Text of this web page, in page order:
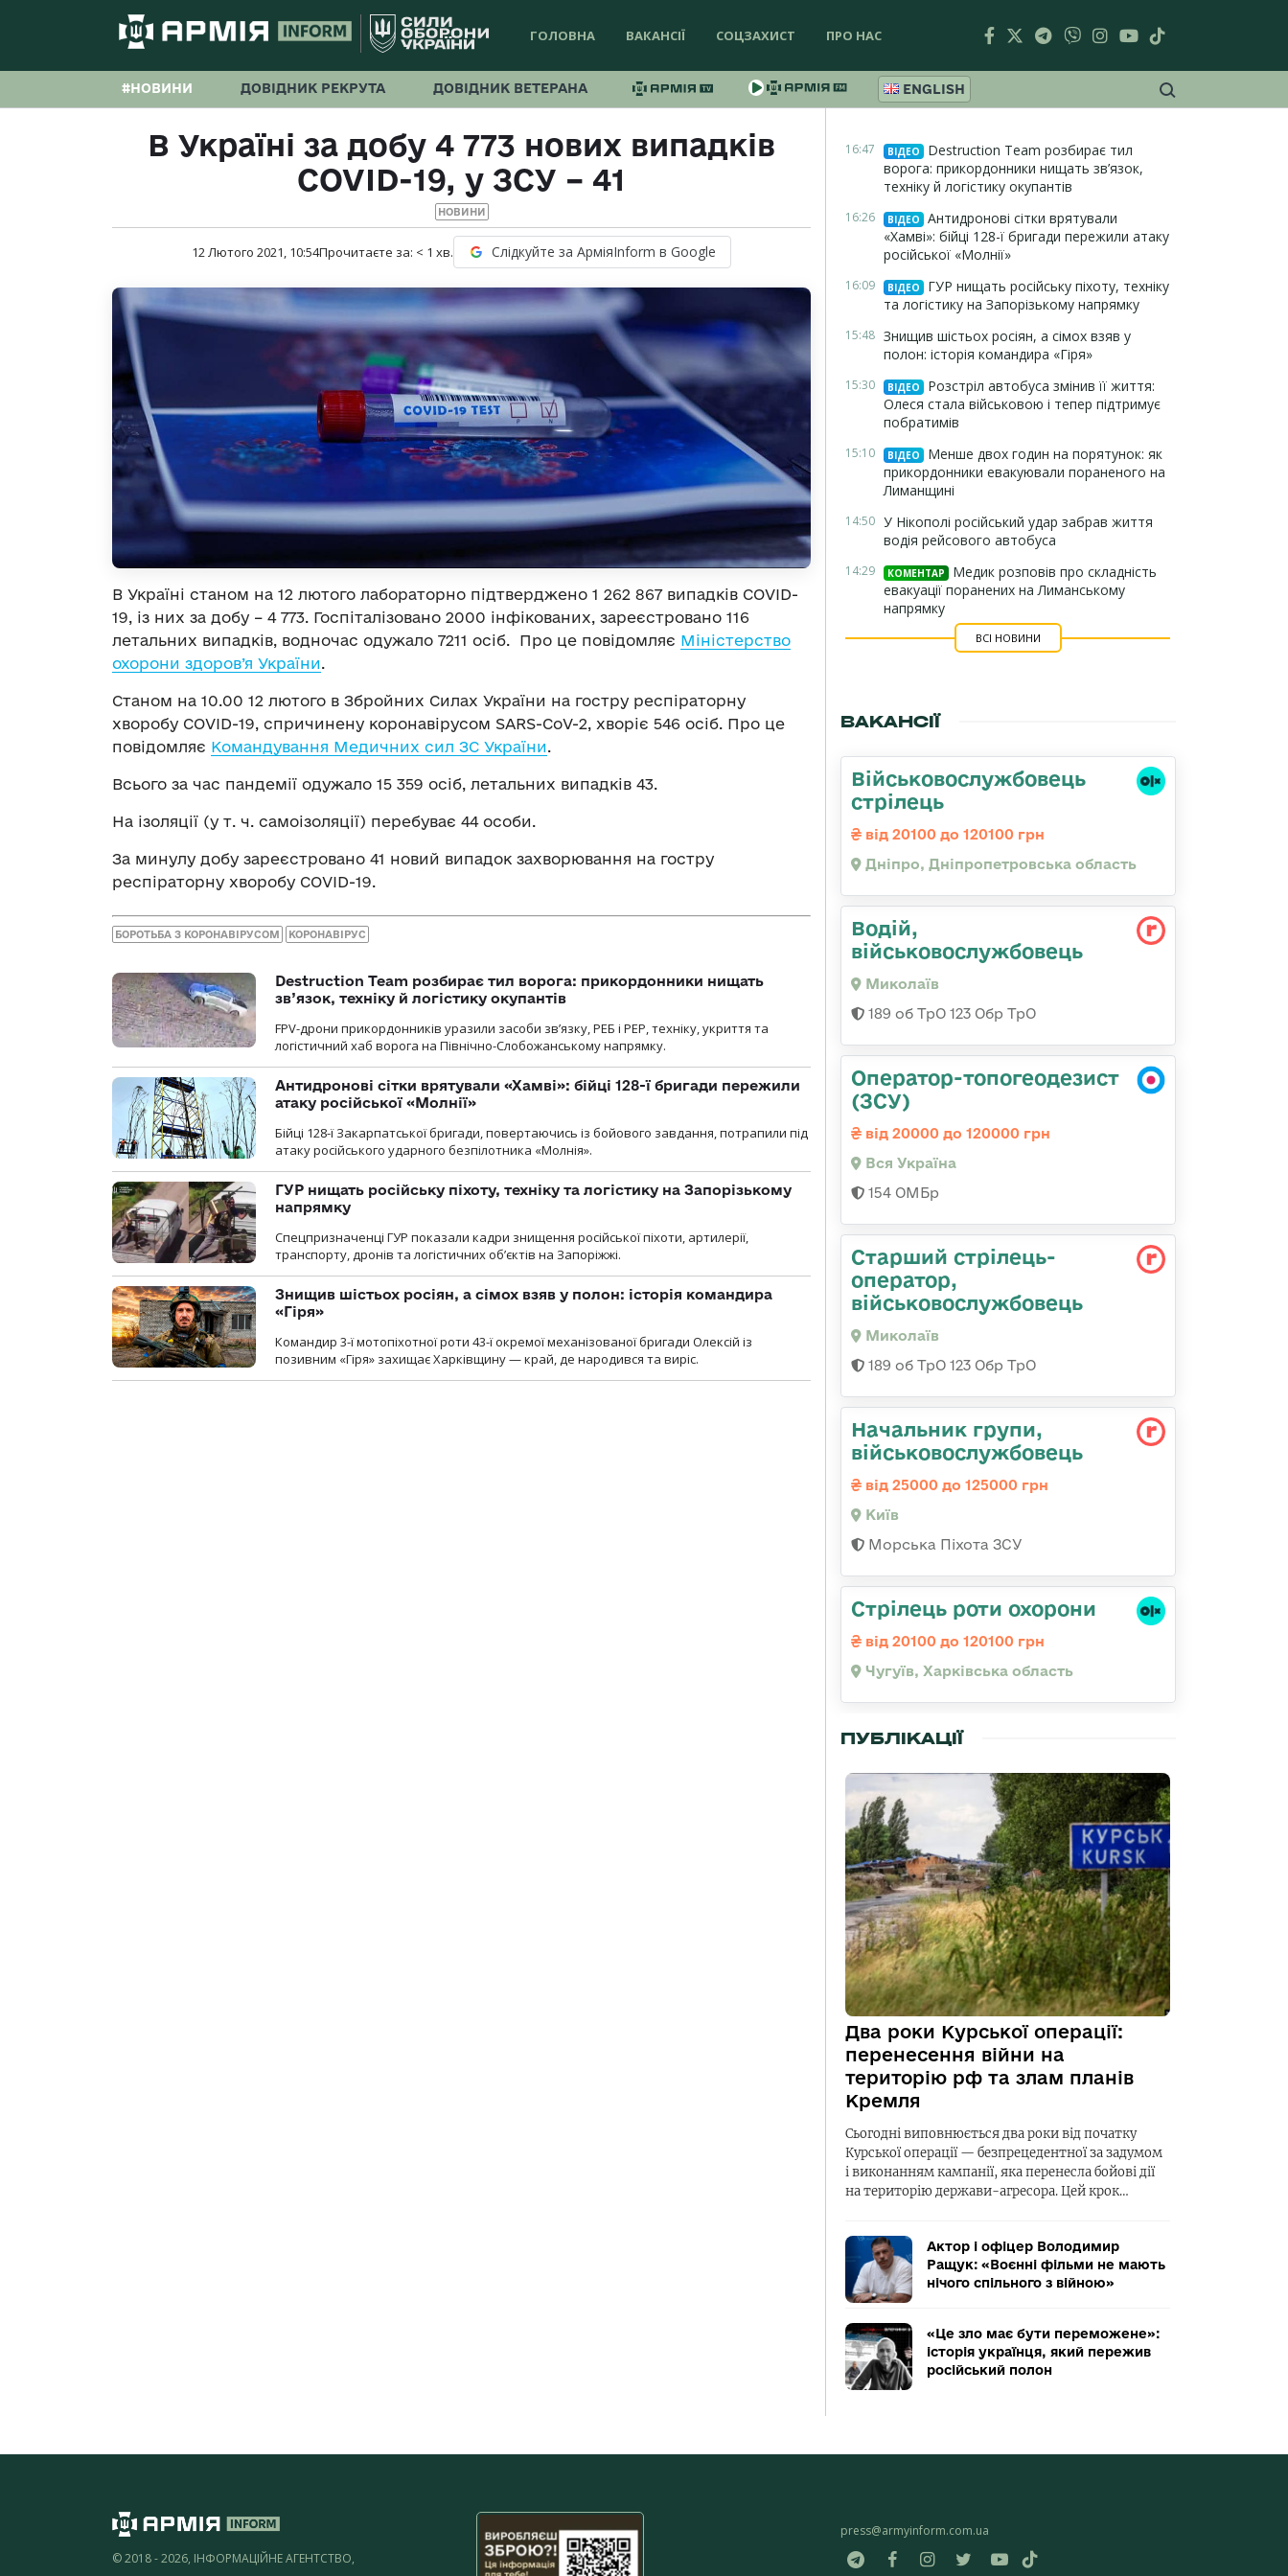
ГОЛОВНА ВАКАНСІЇ СОЦЗАХИСТ ПРО НАС
#НОВИНИ ДОВІДНИК РЕКРУТА ДОВІДНИК ВЕТЕРАНА ENGLISH
В Україні за добу 4 773 нових випадків
COVID-19, у ЗСУ – 41
НОВИНИ
12 Лютого 2021, 10:54Прочитаєте за: < 1 хв. Слідкуйте за АрміяInform в Google
В Україні станом на 12 лютого лабораторно підтверджено 1 262 867 випадків COVID-
19, із них за добу – 4 773. Госпіталізовано 2000 інфікованих, зареєстровано 116
летальних випадків, водночас одужало 7211 осіб. Про це повідомляє Міністерство
охорони здоров’я України.
Станом на 10.00 12 лютого в Збройних Силах України на гостру респіраторну
хворобу COVID-19, спричинену коронавірусом SARS-CoV-2, хворіє 546 осіб. Про це
повідомляє Командування Медичних сил ЗС України.
Всього за час пандемії одужало 15 359 осіб, летальних випадків 43.
На ізоляції (у т. ч. самоізоляції) перебуває 44 особи.
За минулу добу зареєстровано 41 новий випадок захворювання на гостру
респіраторну хворобу COVID-19.
БОРОТЬБА З КОРОНАВІРУСОМ КОРОНАВІРУС
Destruction Team розбирає тил ворога: прикордонники нищать
зв’язок, техніку й логістику окупантів
FPV-дрони прикордонників уразили засоби зв’язку, РЕБ і РЕР, техніку, укриття та
логістичний хаб ворога на Північно-Слобожанському напрямку.
Антидронові сітки врятували «Хамві»: бійці 128-ї бригади пережили
атаку російської «Молнії»
Бійці 128-ї Закарпатської бригади, повертаючись із бойового завдання, потрапили під
атаку російського ударного безпілотника «Молнія».
ГУР нищать російську піхоту, техніку та логістику на Запорізькому
напрямку
Спецпризначенці ГУР показали кадри знищення російської піхоти, артилерії,
транспорту, дронів та логістичних об’єктів на Запоріжжі.
Знищив шістьох росіян, а сімох взяв у полон: історія командира
«Гіря»
Командир 3-ї мотопіхотної роти 43-ї окремої механізованої бригади Олексій із
позивним «Гіря» захищає Харківщину — край, де народився та виріс.
16:47 ВІДЕО
Destruction Team розбирає тил
ворога: прикордонники нищать зв’язок,
техніку й логістику окупантів
16:26 ВІДЕО
Антидронові сітки врятували
«Хамві»: бійці 128-ї бригади пережили атаку
російської «Молнії»
16:09 ВІДЕО
ГУР нищать російську піхоту, техніку
та логістику на Запорізькому напрямку
15:48 Знищив шістьох росіян, а сімох взяв у
полон: історія командира «Гіря»
15:30 ВІДЕО
Розстріл автобуса змінив її життя:
Олеся стала військовою і тепер підтримує
побратимів
15:10 ВІДЕО
Менше двох годин на порятунок: як
прикордонники евакуювали пораненого на
Лиманщині
14:50 У Нікополі російський удар забрав життя
водія рейсового автобуса
14:29 КОМЕНТАР
Медик розповів про складність
евакуації поранених на Лиманському
напрямку
ВСІ НОВИНИ
ВАКАНСІЇ
Військовослужбовець
стрілець
від 20100 до 120100 грн
Дніпро, Дніпропетровська область
Водій,
військовослужбовець
Миколаїв
189 об ТрО 123 Обр ТрО
Оператор-топогеодезист
(ЗСУ)
від 20000 до 120000 грн
Вся Україна
154 ОМБр
Старший стрілець-
оператор,
військовослужбовець
Миколаїв
189 об ТрО 123 Обр ТрО
Начальник групи,
військовослужбовець
від 25000 до 125000 грн
Київ
Морська Піхота ЗСУ
Стрілець роти охорони
від 20100 до 120100 грн
Чугуїв, Харківська область
ПУБЛІКАЦІЇ
Два роки Курської операції:
перенесення війни на
територію рф та злам планів
Кремля
Сьогодні виповнюється два роки від початку
Курської операції — безпрецедентної за задумом
і виконанням кампанії, яка перенесла бойові дії
на територію держави-агресора. Цей крок…
Актор і офіцер Володимир
Ращук: «Воєнні фільми не мають
нічого спільного з війною»
«Це зло має бути переможене»:
історія українця, який пережив
російський полон
© 2018 - 2026, ІНФОРМАЦІЙНЕ АГЕНТСТВО,
press@armyinform.com.ua